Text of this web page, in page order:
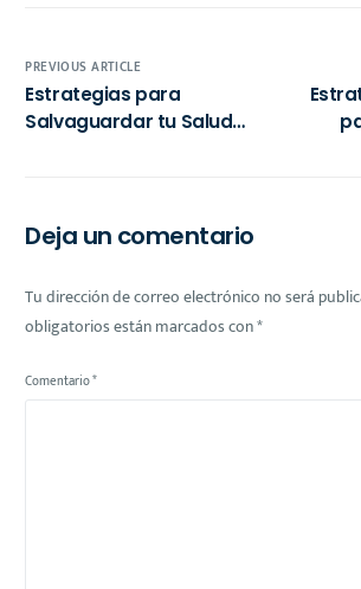
PREVIOUS ARTICLE
Estrategias para
Salvaguardar tu Salud
Deja un comentario
Tu dirección de correo electrónico no será
obligatorios están marcados con*
Comentario*